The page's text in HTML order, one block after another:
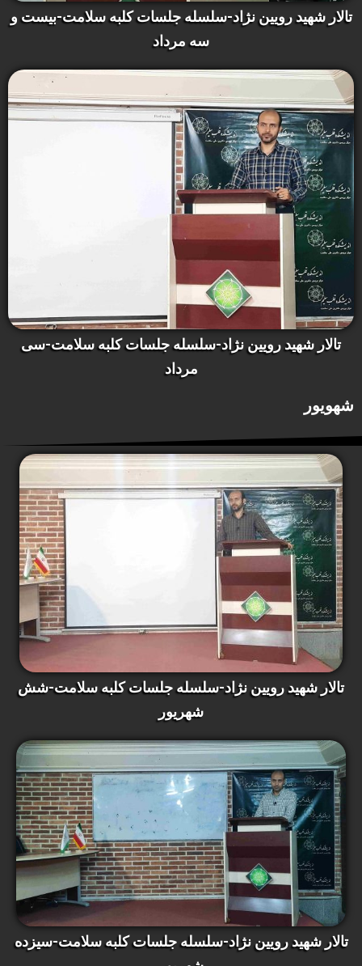
تالار شهید رویین نژاد-سلسله جلسات کلبه سلامت-بیست و
سه مرداد
تالار شهید رویین نژاد-سلسله جلسات کلبه سلامت-سی
مرداد
شهویور
تالار شهید رویین نژاد-سلسله جلسات کلبه سلامت-شش
شهریور
تالار شهید رویین نژاد-سلسله جلسات کلبه سلامت-سیزده